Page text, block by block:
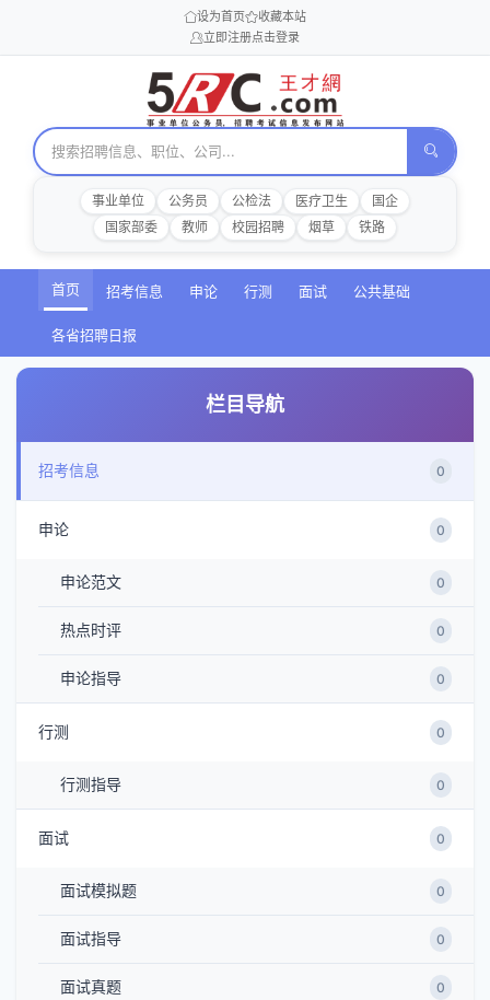
设为首页
收藏本站
立即注册点击登录
事业单位 公务员 公检法 医疗卫生
国企
国家部委
教师 校园招聘 烟草 铁路
首页 招考信息 申论 行测 面试 公共基础
各省招聘日报
栏目导航
招考信息 0
申论 0
申论范文 0
热点时评 0
申论指导 0
行测 0
行测指导 0
面试 0
面试模拟题 0
面试指导 0
面试真题 0